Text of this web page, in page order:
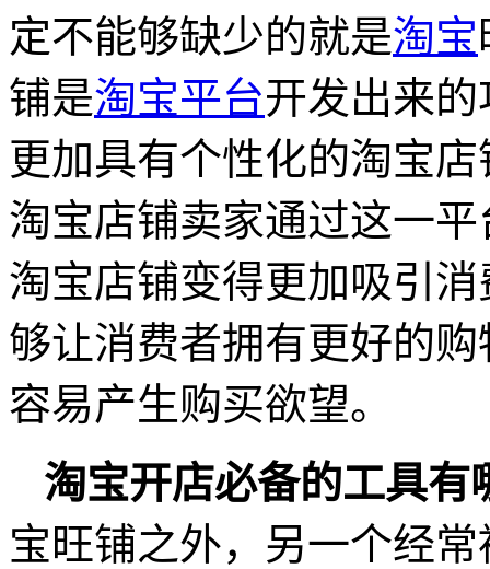
定不能够缺少的就是淘宝
铺是淘宝平台开发出来
更加具有个性化的淘宝
淘宝店铺卖家通过这一
淘宝店铺变得更加吸引
够让消费者拥有更好的
容易产生购买欲望。
淘宝开店必备的工具有
宝旺铺之外，另一个经